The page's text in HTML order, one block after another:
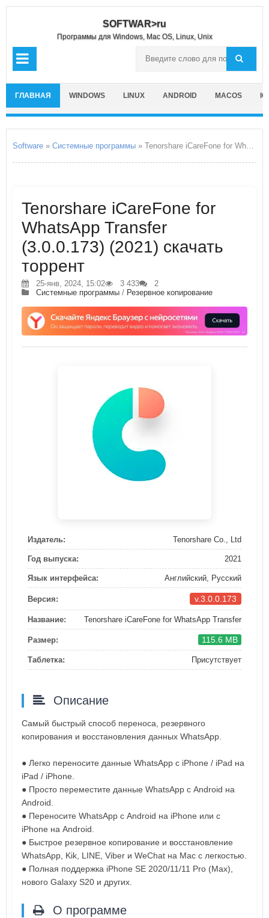
SOFTWAR>ru
Программы для Windows, Mac OS, Linux, Unix
ГЛАВНАЯ WINDOWS LINUX ANDROID MACOS
Software » Системные программы » Tenorshare iCareFone for WhatsApp Transfer
Tenorshare iCareFone for
WhatsApp Transfer
(3.0.0.173) (2021) скачать
торрент
25-янв, 2024, 15:02 3 433
2
Системные программы / Резервное копирование
Издатель: Tenorshare Co., Ltd
Год выпуска: 2021
Язык интерфейса: Английский, Русский
Версия: v.3.0.0.173
Название: Tenorshare iCareFone for WhatsApp Transfer
Размер: 115.6 MB
Таблетка: Присутствует
Описание
Самый быстрый способ переноса, резервного
копирования и восстановления данных WhatsApp.
● Легко переносите данные WhatsApp с iPhone / iPad на
iPad / iPhone.
● Просто переместите данные WhatsApp с Android на
Android.
● Переносите WhatsApp с Android на iPhone или с
iPhone на Android.
● Быстрое резервное копирование и восстановление
WhatsApp, Kik, LINE, Viber и WeChat на Mac с легкостью.
● Полная поддержка iPhone SE 2020/11/11 Pro (Max),
нового Galaxy S20 и других.
О программе